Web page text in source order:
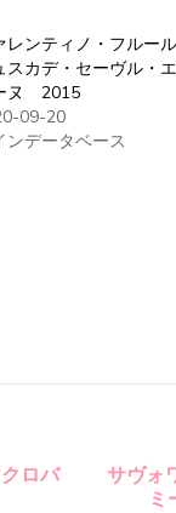
レンティノ・フルー
スカデ・セーヴル・エ
ヌ 2015
09-20
ンデータベース
ロバ
サヴォ
ミ